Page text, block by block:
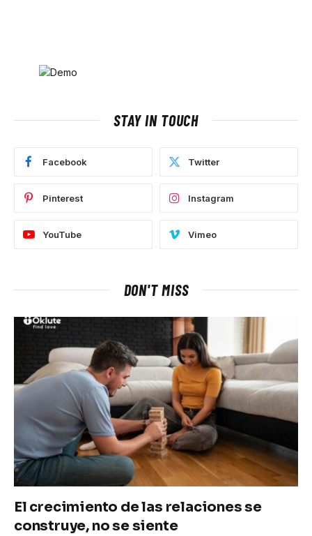
STAY IN TOUCH
Facebook Twitter
Pinterest Instagram
YouTube Vimeo
DON'T MISS
El crecimiento de las relaciones se
construye, no se siente